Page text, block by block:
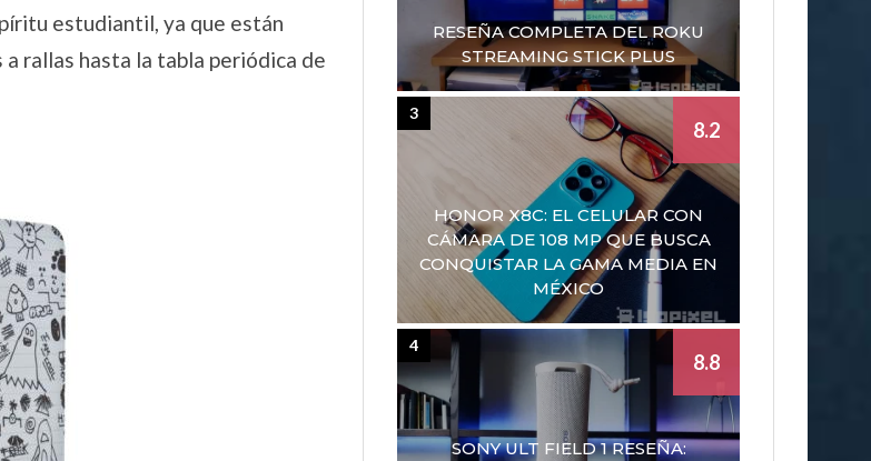
estudiantil, ya que están
rallas hasta la tabla periódica de
RESEÑA COMPLETA DEL ROKU
STREAMING STICK PLUS
HONOR X8C: EL CELULAR CON
CÁMARA DE 108 MP QUE BUSCA
CONQUISTAR LA GAMA MEDIA EN
MÉXICO
8.2
3
SONY ULT FIELD 1 RESEÑA:
8.8
4